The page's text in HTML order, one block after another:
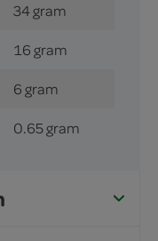
34 gram
16 gram
6 gram
0.65 gram